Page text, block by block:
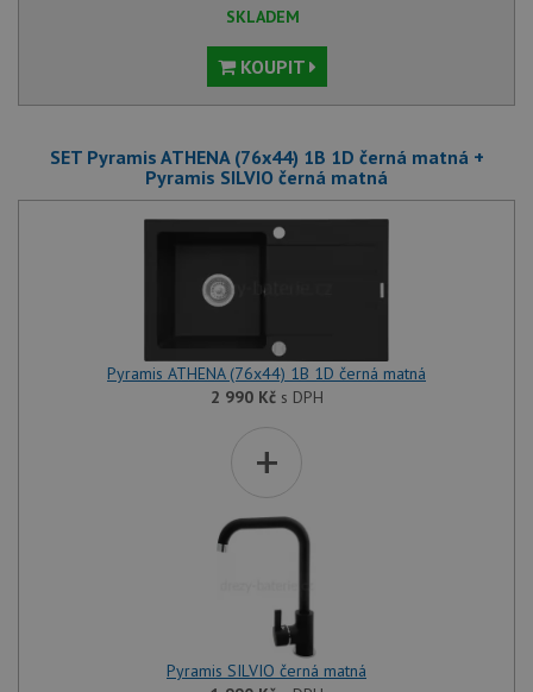
SKLADEM
KOUPIT
SET Pyramis ATHENA (76x44) 1B 1D černá matná +
Pyramis SILVIO černá matná
Pyramis ATHENA (76x44) 1B 1D černá matná
2 990 Kčs DPH
+
Pyramis SILVIO černá matná